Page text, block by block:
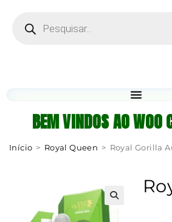
BEM VINDOS AO WOO
Início > Royal Queen > Royal Gorilla